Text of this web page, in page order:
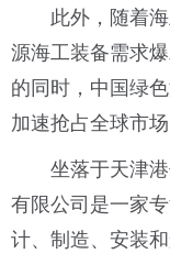
此外，随着
源海工装备需求
的同时，中国绿
加速抢占全球市
坐落于天津
有限公司是一家
计、制造、安装